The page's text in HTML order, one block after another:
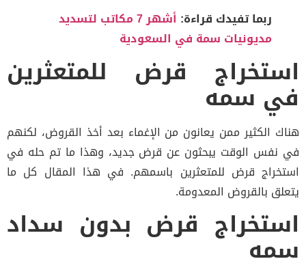
ربما تفيدك قراءة:
أشهر 7 مكاتب لتسديد
مديونيات سمة في السعودية
استخراج قرض للمتعثرين
في سمه
هناك الكثير ممن يعانون من الإغماء بعد أخذ القروض، لكنهم
في نفس الوقت يبحثون عن قرض جديد، وهذا ما تم حله في
استخراج قرض للمتعثرين باسمهم. في هذا المقال كل ما
يتعلق بالقروض المعدومة.
استخراج قرض بدون سداد
سمه